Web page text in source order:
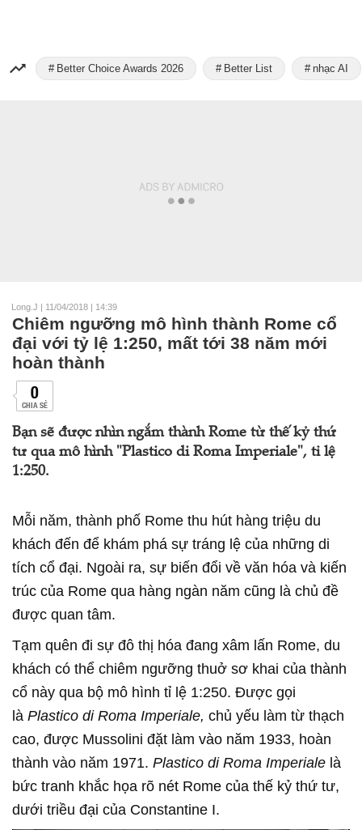
Better Choice Awards 2026 Better List nhạc AI
Long.J | 11/04/2018 | 14:39
Chiêm ngưỡng mô hình thành Rome cổ
đại với tỷ lệ 1:250, mất tới 38 năm mới
hoàn thành
0
CHIA SẺ
Bạn sẽ được nhìn ngắm thành Rome từ thế kỷ thứ
tư qua mô hình "Plastico di Roma Imperiale", tỉ lệ
1:250.
Mỗi năm, thành phố Rome thu hút hàng triệu du
khách đến để khám phá sự tráng lệ của những di
tích cổ đại. Ngoài ra, sự biến đổi về văn hóa và kiến
trúc của Rome qua hàng ngàn năm cũng là chủ đề
được quan tâm.
Tạm quên đi sự đô thị hóa đang xâm lấn Rome, du
khách có thể chiêm ngưỡng thuở sơ khai của thành
cổ này qua bộ mô hình tỉ lệ 1:250. Được gọi
là Plastico di Roma Imperiale, chủ yếu làm từ thạch
cao, được Mussolini đặt làm vào năm 1933, hoàn
thành vào năm 1971. Plastico di Roma Imperiale là
bức tranh khắc họa rõ nét Rome của thế kỷ thứ tư,
dưới triều đại của Constantine I.